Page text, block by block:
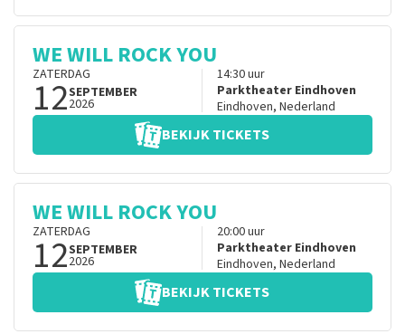
WE WILL ROCK YOU
ZATERDAG
12SEPTEMBER
2026
14:30uur
Parktheater Eindhoven
Eindhoven, Nederland
BEKIJK TICKETS
WE WILL ROCK YOU
ZATERDAG
12SEPTEMBER
2026
20:00uur
Parktheater Eindhoven
Eindhoven, Nederland
BEKIJK TICKETS